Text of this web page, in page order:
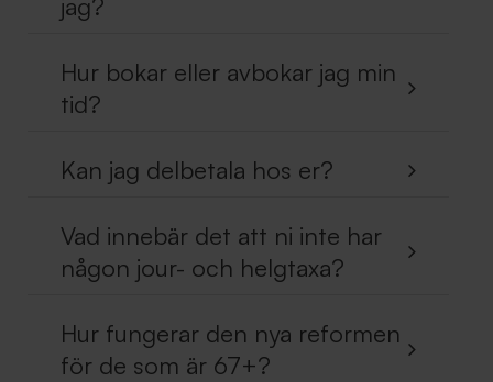
jag?
Hur bokar eller avbokar jag min
tid?
Kan jag delbetala hos er?
Vad innebär det att ni inte har
någon jour- och helgtaxa?
Hur fungerar den nya reformen
för de som är 67+?